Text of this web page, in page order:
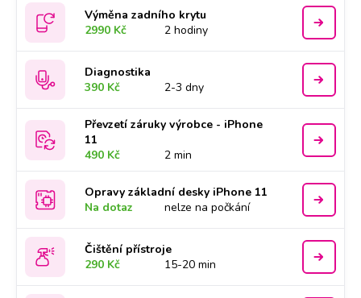
Výměna zadního krytu
2990 Kč
2 hodiny
Diagnostika
390 Kč
2-3 dny
Převzetí záruky výrobce - iPhone
11
490 Kč
2 min
Opravy základní desky iPhone 11
Na dotaz
nelze na počkání
Čištění přístroje
290 Kč
15-20 min